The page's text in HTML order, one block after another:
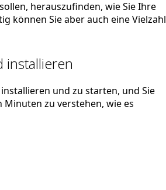
herauszufinden, wie Sie Ihre
können Sie aber auch eine Vielzahl
installieren
und zu starten, und Sie
Minuten zu verstehen, wie es